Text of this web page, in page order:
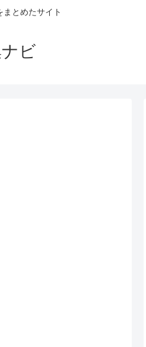
とめたサイト
ビ